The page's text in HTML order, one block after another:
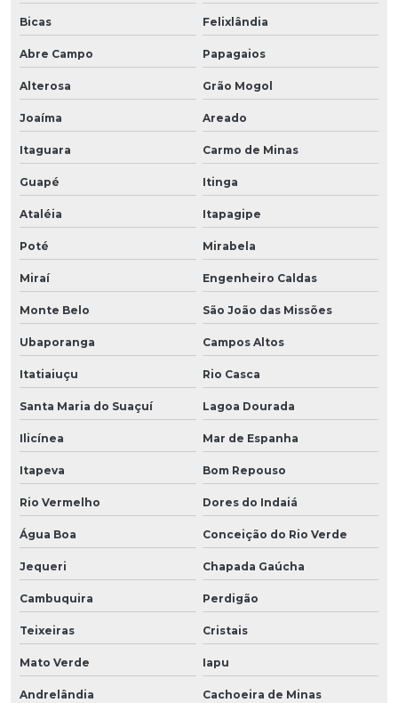
Bicas Felixlândia
Abre Campo Papagaios
Alterosa Grão Mogol
Joaíma Areado
Itaguara Carmo de Minas
Guapé Itinga
Ataléia Itapagipe
Poté Mirabela
Miraí Engenheiro Caldas
Monte Belo São João das Missões
Ubaporanga Campos Altos
Itatiaiuçu Rio Casca
Santa Maria do Suaçuí Lagoa Dourada
Ilicínea Mar de Espanha
Itapeva Bom Repouso
Rio Vermelho Dores do Indaiá
Água Boa Conceição do Rio Verde
Jequeri Chapada Gaúcha
Cambuquira Perdigão
Teixeiras Cristais
Mato Verde Iapu
Andrelândia Cachoeira de Minas